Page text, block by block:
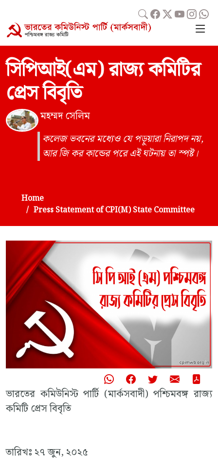
সিপিআই(এম) রাজ্য কমিটির
প্রেস বিবৃতি
মহম্মদ সেলিম
কলেজ ভবনের মধ্যেও যে পড়ুয়ারা নিরাপদ নয়,
আর জি কর কান্ডের পরে এই ঘটনায় তা স্পষ্ট।
Home
Press Statement of CPI(M) State Committee
ভারতের কমিউনিস্ট পার্টি (মার্কসবাদী) পশ্চিমবঙ্গ রাজ্য
কমিটি প্রেস বিবৃতি
তারিখঃ ২৭ জুন, ২০২৫